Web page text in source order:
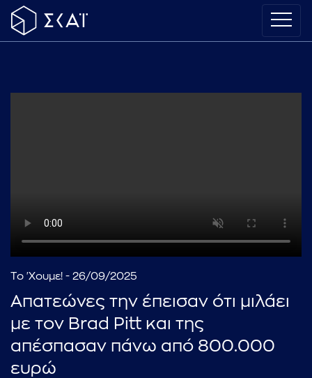
Το 'Χουμε! - 26/09/2025
Απατεώνες την έπεισαν ότι μιλάει
με τον Brad Pitt και της
απέσπασαν πάνω από 800.000
ευρώ